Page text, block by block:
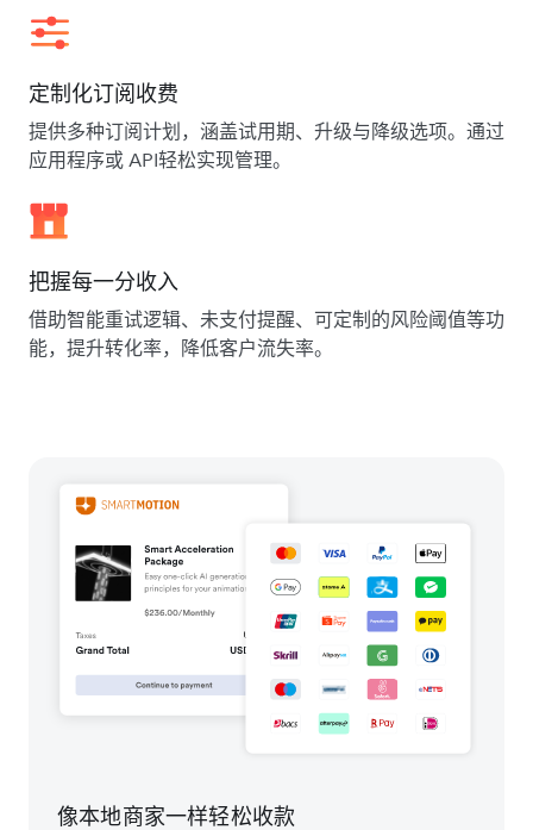
定制化订阅收费
提供多种订阅计划，涵盖试用期、升级与降级选项。通过
应用程序或 API轻松实现管理。
把握每一分收入
借助智能重试逻辑、未支付提醒、可定制的风险阈值等功
能，提升转化率，降低客户流失率。
像本地商家一样轻松收款